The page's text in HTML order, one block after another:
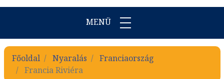
MENÜ
Főoldal Nyaralás
Franciaország
Francia Riviéra